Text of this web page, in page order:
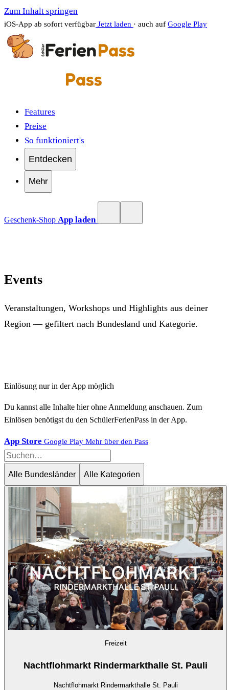
Zum Inhalt springen
iOS-App ab sofort verfügbar Jetzt laden · auch auf Google Play
Features
Preise
So funktioniert's
Entdecken
Mehr
Geschenk-Shop App laden
Events
Veranstaltungen, Workshops und Highlights aus deiner
Region — gefiltert nach Bundesland und Kategorie.
Einlösung nur in der App möglich
Du kannst alle Inhalte hier ohne Anmeldung anschauen. Zum
Einlösen benötigst du den SchülerFerienPass in der App.
App Store Google Play Mehr über den Pass
Alle Bundesländer Alle Kategorien
Freizeit
Nachtflohmarkt Rindermarkthalle St. Pauli
Nachtflohmarkt Rindermarkthalle St. Pauli